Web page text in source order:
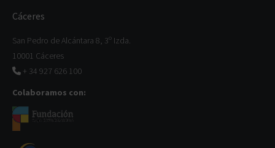
Cáceres
San Pedro de Alcántara 8, 3º Izda.
10001 Cáceres
+ 34 927 626 100
Colaboramos con: